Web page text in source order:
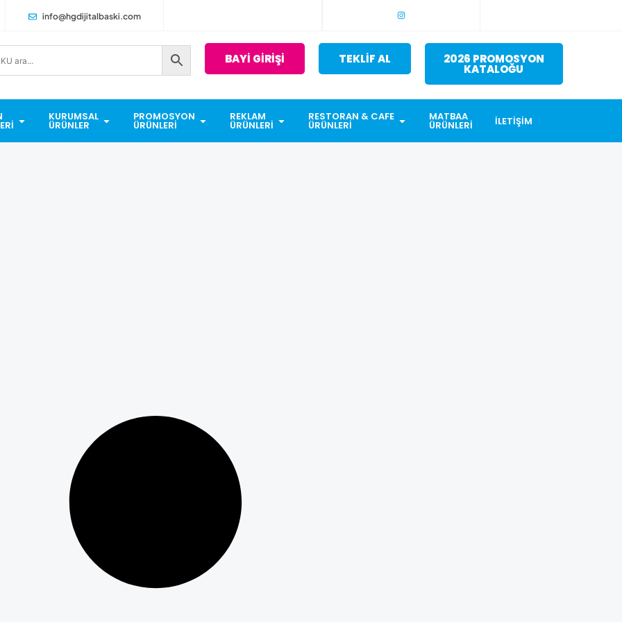
info@hgdijitalbaski.com
BAYİ GİRİŞİ TEKLİF AL 2026 PROMOSYON
KATALOĞU
KURUMSAL
ÜRÜNLER
PROMOSYON
ÜRÜNLERI
REKLAM
ÜRÜNLERI
RESTORAN & CAFE
ÜRÜNLERI
MATBAA
ÜRÜNLERI İLETIŞIM